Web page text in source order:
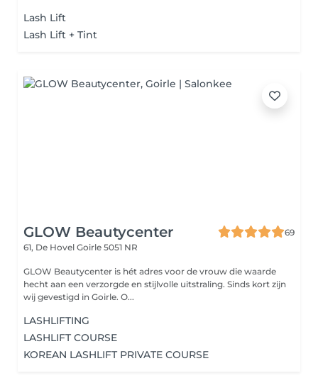
Lash Lift
Lash Lift + Tint
GLOW Beautycenter
69
61, De Hovel Goirle 5051 NR
GLOW Beautycenter is hét adres voor de vrouw die waarde
hecht aan een verzorgde en stijlvolle uitstraling. Sinds kort zijn
wij gevestigd in Goirle. O...
LASHLIFTING
LASHLIFT COURSE
KOREAN LASHLIFT PRIVATE COURSE